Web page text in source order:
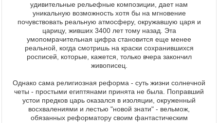
удивительные рельефные композиции, дает нам
уникальную возможность хотя бы на мгновение
почувствовать реальную атмосферу, окружавшую царя и
царицу, живших 3400 лет тому назад. Эта
умопомрачительная цифра становится еще менее
реальной, когда смотришь на краски сохранившихся
росписей, которые, кажется, только вчера закончил
живописец.
Однако сама религиозная реформа - суть жизни солнечной
четы - простыми египтянами принята не была. Поправший
устои предков царь оказался в изоляции, окруженный
восхвалениями и лестью "новой знати" - вельмож,
обязанных реформатору своим фантастическим